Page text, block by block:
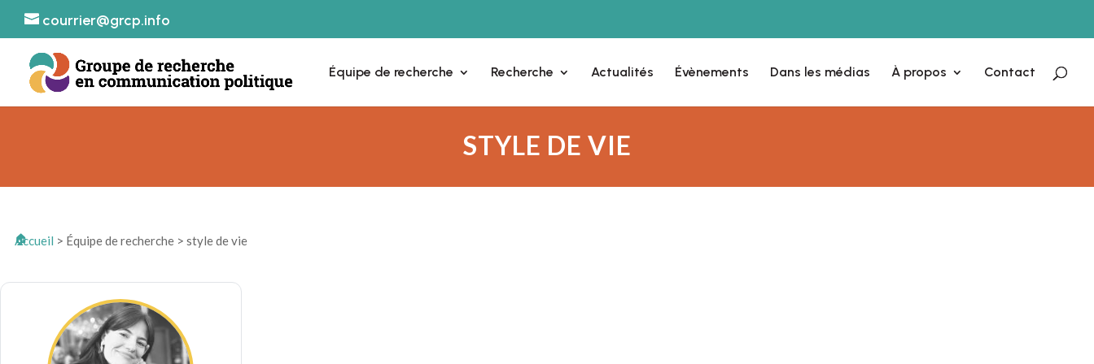
courrier@grcp.info
Équipe de recherche Recherche Actualités Évènements Dans les médias À propos Contact
STYLE DE VIE
Accueil > Équipe de recherche > style de vie